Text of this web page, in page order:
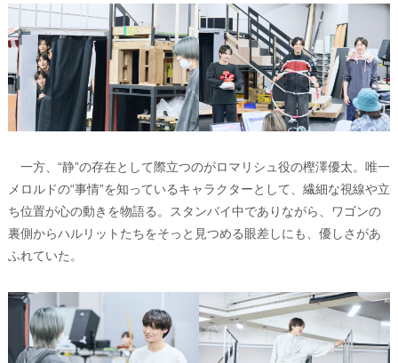
一方、“静”の存在として際立つのがロマリシュ役の樫澤優太。唯一
メロルドの“事情”を知っているキャラクターとして、繊細な視線や立
ち位置が心の動きを物語る。スタンバイ中でありながら、ワゴンの
裏側からハルリットたちをそっと見つめる眼差しにも、優しさがあ
ふれていた。